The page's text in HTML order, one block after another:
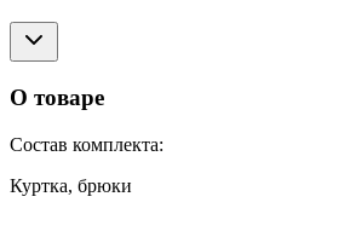
О товаре
Состав комплекта:
Куртка, брюки